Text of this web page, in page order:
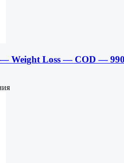
Weight Loss — COD —